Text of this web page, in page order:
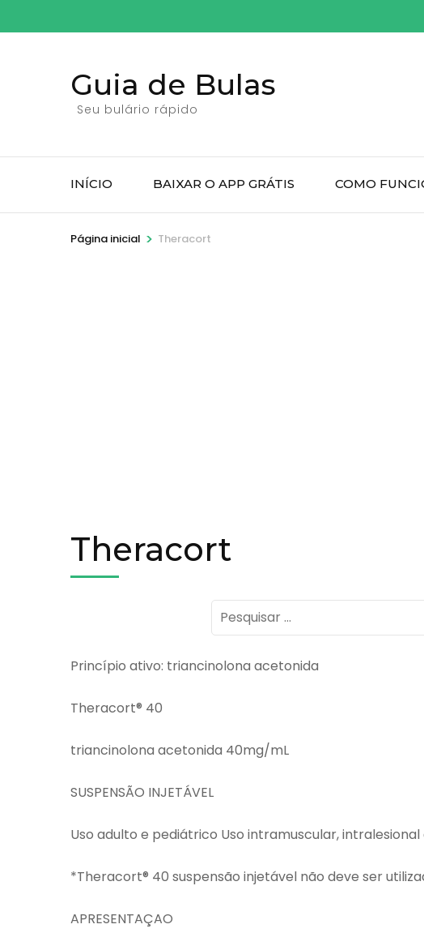
para
Guia de Bulas
Seu bulário rápido
INÍCIO BAIXAR O APP GRÁTIS COMO
Página inicial > Theracort
Theracort
Pesquisar
por:
Princípio ativo: triancinolona acetonida
Theracort® 40
triancinolona acetonida 40mg/mL
SUSPENSÃO INJETÁVEL
Uso adulto e pediátrico Uso intramuscular,
*Theracort® 40 suspensão injetável não deve ser
APRESENTAÇAO